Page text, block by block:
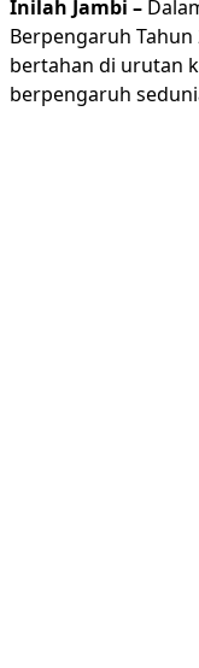
Inilah Jambi –
Berpengaruh Tahun
bertahan di urutan
berpengaruh